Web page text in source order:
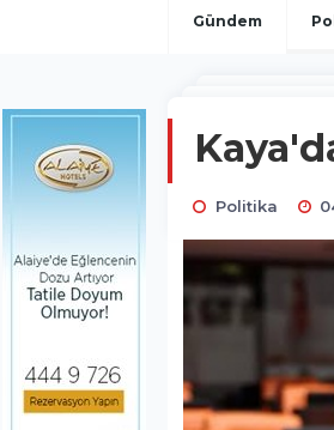
Gündem
Politika